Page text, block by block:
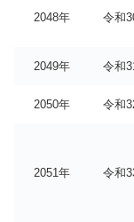
2048年 令和
2049年 令和
2050年 令和
2051年 令和